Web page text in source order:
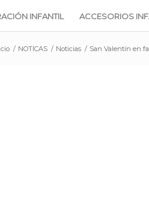
INFANTIL ACCESORIOS
/ NOTICAS / Noticias / San Valentín en